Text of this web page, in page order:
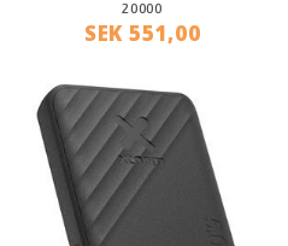
20000
SEK 551,00